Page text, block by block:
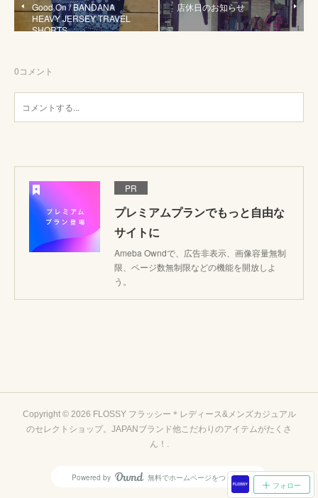
Good On / BANDANA
HEAVY JERSEY TRAVEL
SHORTS
店休日のお知らせ
0コメント
PR
プレミアムプランでもっと自由な
サイトに
Ameba Owndで、広告非表示、画像容量無制
限、ページ数無制限などの機能を開放しよ
う。
フォロー
Copyright © 2026 FLOSSY フラッシー＊レディース&メンズカジュアル
のセレクトショップ。JAPANブランド他こだわりのアイテムがたくさ
ん！ .
Powered by AmebaOwnd
無料でホームページをつくろう